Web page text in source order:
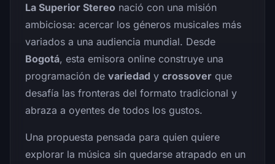
La Superior Stereo nació con una misión
ambiciosa: acercar los géneros musicales más
variados a una audiencia mundial. Desde
Bogotá, esta emisora online construye una
programación de variedad y crossover que
desafía las fronteras del formato tradicional y
abraza a oyentes de todos los gustos.
Una propuesta pensada para quien quiere
explorar la música sin quedarse atrapado en un